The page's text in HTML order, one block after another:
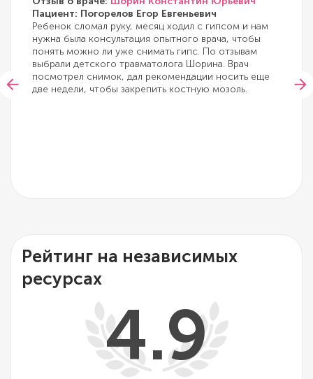
Пациент: Погорелов Егор Евгеньевич
Ребенок сломал руку, месяц ходил с гипсом и нам
нужна была консультация опытного врача, чтобы
понять можно ли уже снимать гипс. По отзывам
выбрали детского травматолога Шорина. Врач
посмотрел снимок, дал рекомендации носить еще
две недели, чтобы закрепить костную мозоль.
Рейтинг на независимых
ресурсах
4.9